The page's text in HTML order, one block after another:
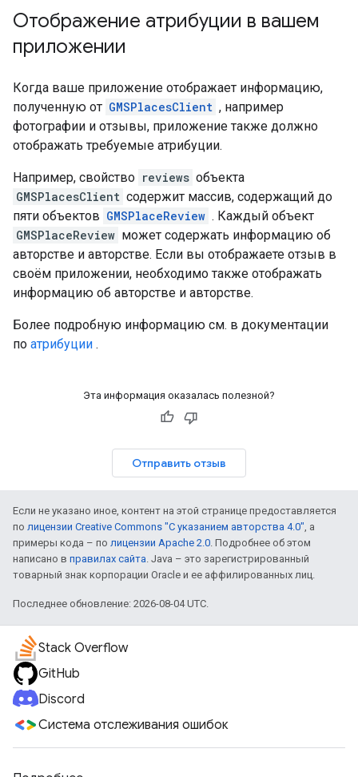
Отображение атрибуции в вашем
приложении
Когда ваше приложение отображает информацию,
полученную от GMSPlacesClient , например
фотографии и отзывы, приложение также должно
отображать требуемые атрибуции.
Например, свойство reviews объекта
GMSPlacesClient содержит массив, содержащий до
пяти объектов GMSPlaceReview . Каждый объект
GMSPlaceReview может содержать информацию об
авторстве и авторстве. Если вы отображаете отзыв в
своём приложении, необходимо также отображать
информацию об авторстве и авторстве.
Более подробную информацию см. в документации
по атрибуции .
Эта информация оказалась полезной?
Отправить отзыв
Если не указано иное, контент на этой странице предоставляется
по лицензии Creative Commons "С указанием авторства 4.0", а
примеры кода – по лицензии Apache 2.0. Подробнее об этом
написано в правилах сайта. Java – это зарегистрированный
товарный знак корпорации Oracle и ее аффилированных лиц.
Последнее обновление: 2026-08-04 UTC.
Stack Overflow
GitHub
Discord
Система отслеживания ошибок